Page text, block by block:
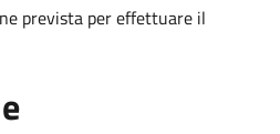
prevista per effettuare il